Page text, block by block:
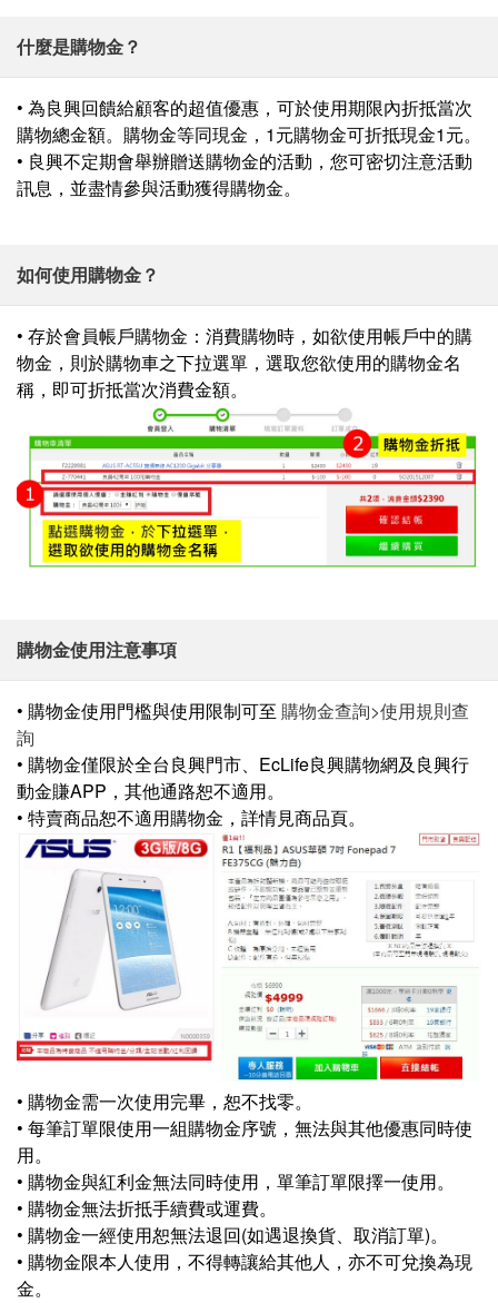
什麼是購物金？
• 為良興回饋給顧客的超值優惠，可於使用期限內折抵當次
購物總金額。購物金等同現金，1元購物金可折抵現金1元。
• 良興不定期會舉辦贈送購物金的活動，您可密切注意活動
訊息，並盡情參與活動獲得購物金。
如何使用購物金？
• 存於會員帳戶購物金：消費購物時，如欲使用帳戶中的購
物金，則於購物車之下拉選單，選取您欲使用的購物金名
稱，即可折抵當次消費金額。
購物金使用注意事項
• 購物金使用門檻與使用限制可至 購物金查詢>使用規則查
詢
• 購物金僅限於全台良興門市、EcLife良興購物網及良興行
動金賺APP，其他通路恕不適用。
• 特賣商品恕不適用購物金，詳情見商品頁。
• 購物金需一次使用完畢，恕不找零。
• 每筆訂單限使用一組購物金序號，無法與其他優惠同時使
用。
• 購物金與紅利金無法同時使用，單筆訂單限擇一使用。
• 購物金無法折抵手續費或運費。
• 購物金一經使用恕無法退回(如遇退換貨、取消訂單)。
• 購物金限本人使用，不得轉讓給其他人，亦不可兌換為現
金。